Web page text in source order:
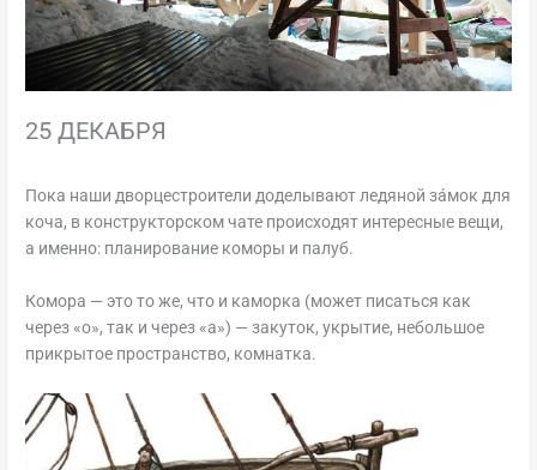
25 ДЕКАБРЯ
Пока наши дворцестроители доделывают ледяной зáмок для
коча, в конструкторском чате происходят интересные вещи,
а именно: планирование коморы и палуб.
Комора — это то же, что и каморка (может писаться как
через «о», так и через «а») — закуток, укрытие, небольшое
прикрытое пространство, комнатка.